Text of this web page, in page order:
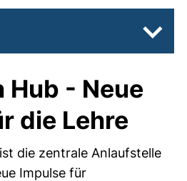
Hub - Neue
die Lehre
die zentrale Anlaufstelle
Impulse für